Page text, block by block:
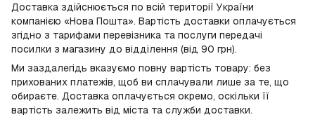
Доставка здійснюється по всій території України
компанією «Нова Пошта». Вартість доставки оплачується
згідно з тарифами перевізника та послуги передачі
посилки з магазину до відділення (від 90 грн).
Ми заздалегідь вказуємо повну вартість товару: без
прихованих платежів, щоб ви сплачували лише за те, що
обираєте. Доставка оплачується окремо, оскільки її
вартість залежить від міста та служби доставки.